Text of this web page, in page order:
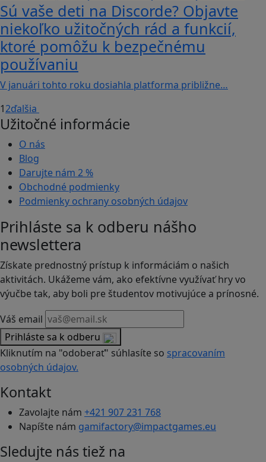
Sú vaše deti na Discorde? Objavte
niekoľko užitočných rád a funkcií,
ktoré pomôžu k bezpečnému
používaniu
V januári tohto roku dosiahla platforma približne…
12ďalšia
Užitočné informácie
O nás
Blog
Darujte nám 2 %
Obchodné podmienky
Podmienky ochrany osobných údajov
Prihláste sa k odberu nášho
newslettera
Získate prednostný prístup k informáciám o našich
aktivitách. Ukážeme vám, ako efektívne využívať hry vo
výučbe tak, aby boli pre študentov motivujúce a prínosné.
Váš email
Prihláste sa k odberu
Kliknutím na "odoberať" súhlasíte so spracovaním
osobných údajov.
Kontakt
Zavolajte nám +421 907 231 768
Napíšte nám gamifactory@impactgames.eu
Sledujte nás tiež na